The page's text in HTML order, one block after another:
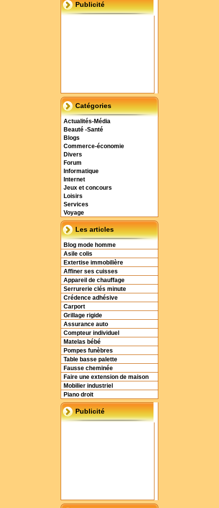
Publicité
Catégories
Actualités-Média
Beauté -Santé
Blogs
Commerce-économie
Divers
Forum
Informatique
Internet
Jeux et concours
Loisirs
Services
Voyage
Les articles
Blog mode homme
Asile colis
Extertise immobilière
Affiner ses cuisses
Appareil de chauffage
Serrurerie clés minute
Crédence adhésive
Carport
Grillage rigide
Assurance auto
Compteur individuel
Matelas bébé
Pompes funèbres
Table basse palette
Fausse cheminée
Faire une extension de maison
Mobilier industriel
Piano droit
Publicité